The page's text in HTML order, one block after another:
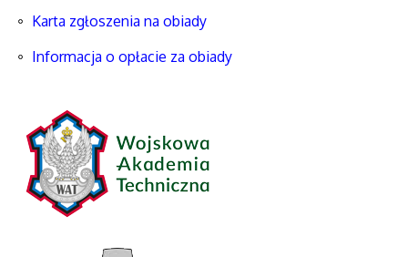
Karta zgłoszenia na obiady
Informacja o opłacie za obiady